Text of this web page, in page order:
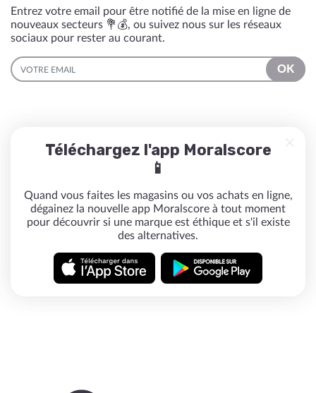
Entrez votre email pour être notifié de la mise en ligne de
nouveaux secteurs 💐💰, ou suivez nous sur les réseaux
sociaux pour rester au courant.
EMAIL
OK
Téléchargez l'app Moralscore
📱
Quand vous faites les magasins ou vos achats en ligne,
dégainez la nouvelle app Moralscore à tout moment
pour découvrir si une marque est éthique et s'il existe
des alternatives.